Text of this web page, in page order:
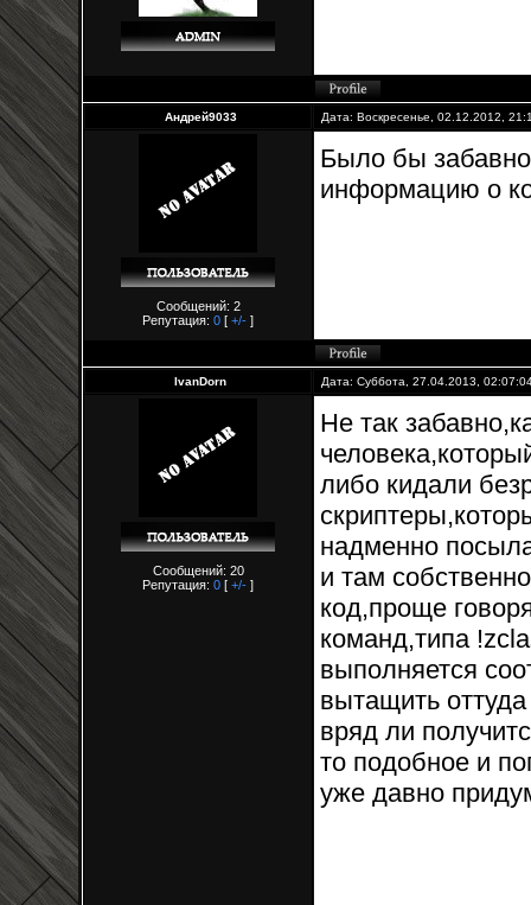
Андрей9033 Дата: Воскресенье, 02.12.2012,
Сообщений: 2
Репутация: 0 [ +/- ]
Было бы
информацию о
IvanDorn Дата: Суббота, 27.04.2013,
Сообщений: 20
Репутация: 0 [ +/- ]
Не так
либо кидали
надменно
и там
код,проще
команд,типа
выполняется
вытащить
вряд ли
то подобное и
уже давно